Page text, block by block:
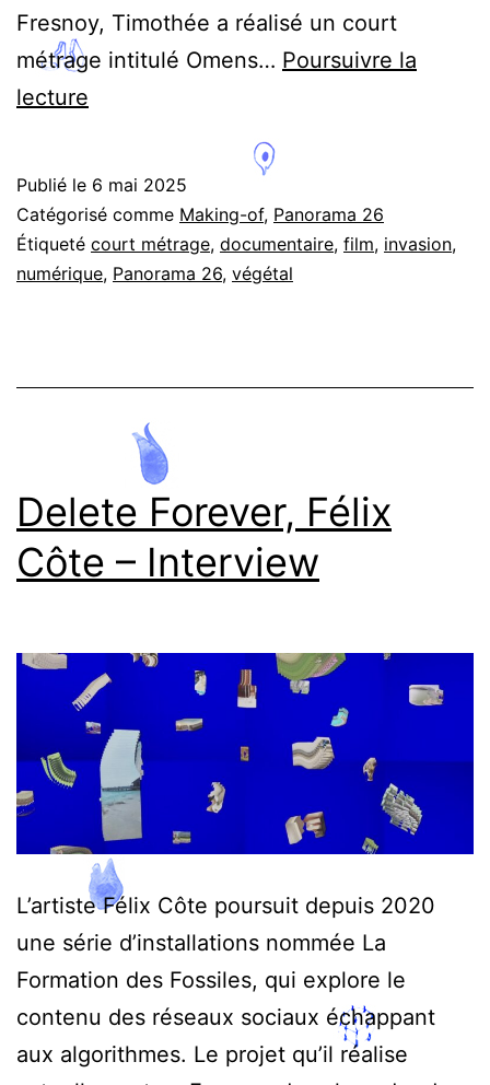
Fresnoy, Timothée a réalisé un court
métrage intitulé Omens… Poursuivre la
lecture
entre
dans
la
Interview
Timothée
Engasser
Publié le 6 mai 2025
Catégorisé comme Making-of, Panorama 26
Étiqueté court métrage, documentaire, film, invasion,
numérique, Panorama 26, végétal
Delete Forever, Félix
Côte – Interview
L’artiste Félix Côte poursuit depuis 2020
une série d’installations nommée La
Formation des Fossiles, qui explore le
contenu des réseaux sociaux échappant
aux algorithmes. Le projet qu’il réalise